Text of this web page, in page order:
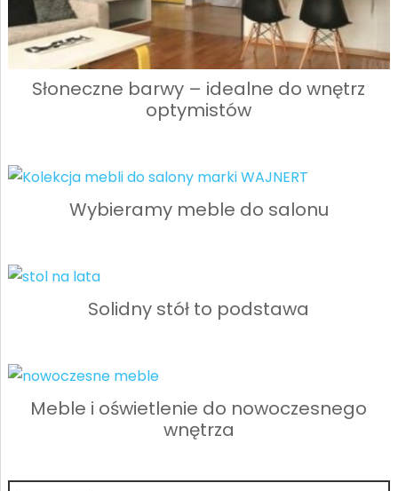
Słoneczne barwy – idealne do wnętrz
optymistów
Wybieramy meble do salonu
Solidny stół to podstawa
Meble i oświetlenie do nowoczesnego
wnętrza